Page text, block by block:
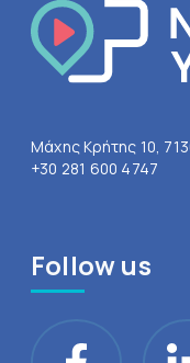
Μάχης Κρήτης 10,
+30 281 600 4747
Follow us